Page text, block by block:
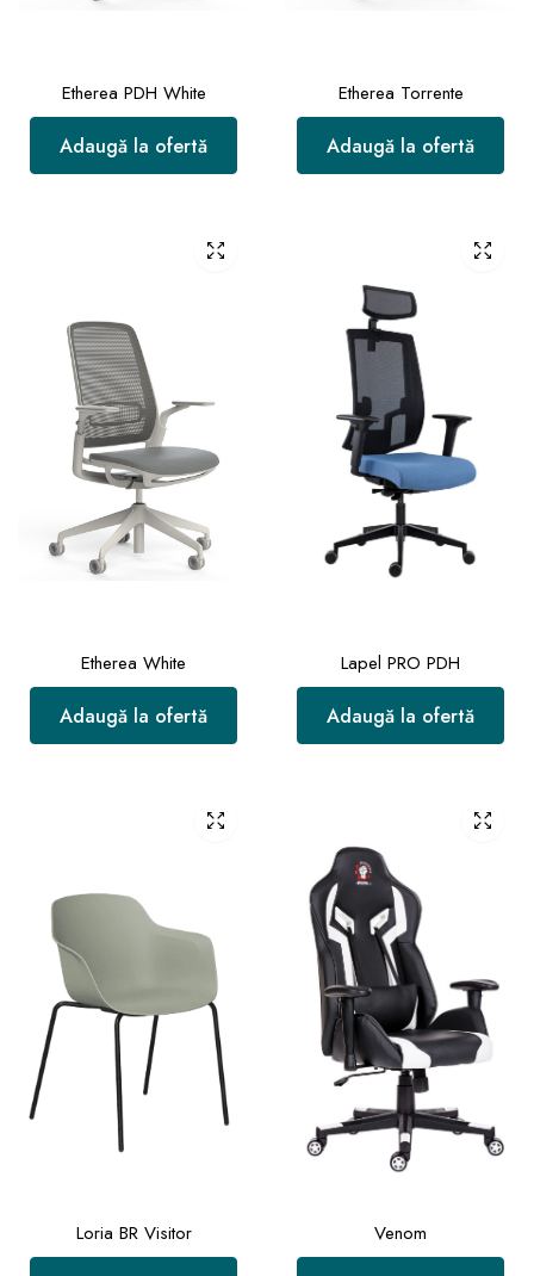
Etherea PDH White
Adaugă la ofertă
Etherea Torrente
Adaugă la ofertă
Etherea White
Adaugă la ofertă
Lapel PRO PDH
Adaugă la ofertă
Loria BR Visitor Venom